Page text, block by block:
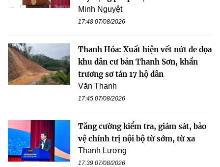
Minh Nguyệt
17:48 07/08/2026
Thanh Hóa: Xuất hiện vết nứt đe dọa
khu dân cư bản Thanh Sơn, khẩn
trương sơ tán 17 hộ dân
Văn Thanh
17:45 07/08/2026
Tăng cường kiểm tra, giám sát, bảo
vệ chính trị nội bộ từ sớm, từ xa
Thanh Lương
17:39 07/08/2026